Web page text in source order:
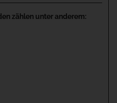
zählen unter anderem: